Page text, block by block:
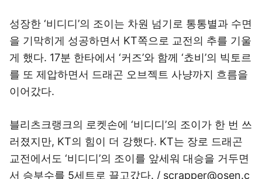
성장한 ‘비디디’의 조이는 차원 넘기로 통통별과 수면
을 기막히게 성공하면서 KT쪽으로 교전의 추를 기울
게 했다. 17분 한타에서 ‘커즈’와 함께 ‘쵸비’의 빅토르
를 또 제압하면서 드래곤 오브젝트 사냥까지 흐름을
이어갔다.
블리츠크랭크의 로켓손에 ‘비디디’의 조이가 한 번 쓰
러졌지만, KT의 힘이 더 강했다. KT는 장로 드래곤
교전에서도 ‘비디디’의 조이를 앞세워 대승을 거두면
서 승부수를 5세트로 끌고갔다. / scrapper@osen.c